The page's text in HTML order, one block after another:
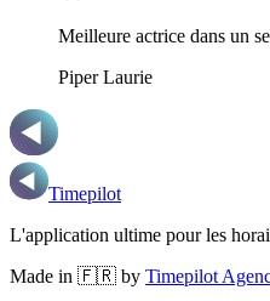
Meilleure actrice dans un
Piper Laurie
Timepilot
L'application ultime pour les
Made in 🇫🇷 by Timepilot